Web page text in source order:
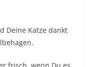
Deine Katze dankt
frisch, wenn Du es,